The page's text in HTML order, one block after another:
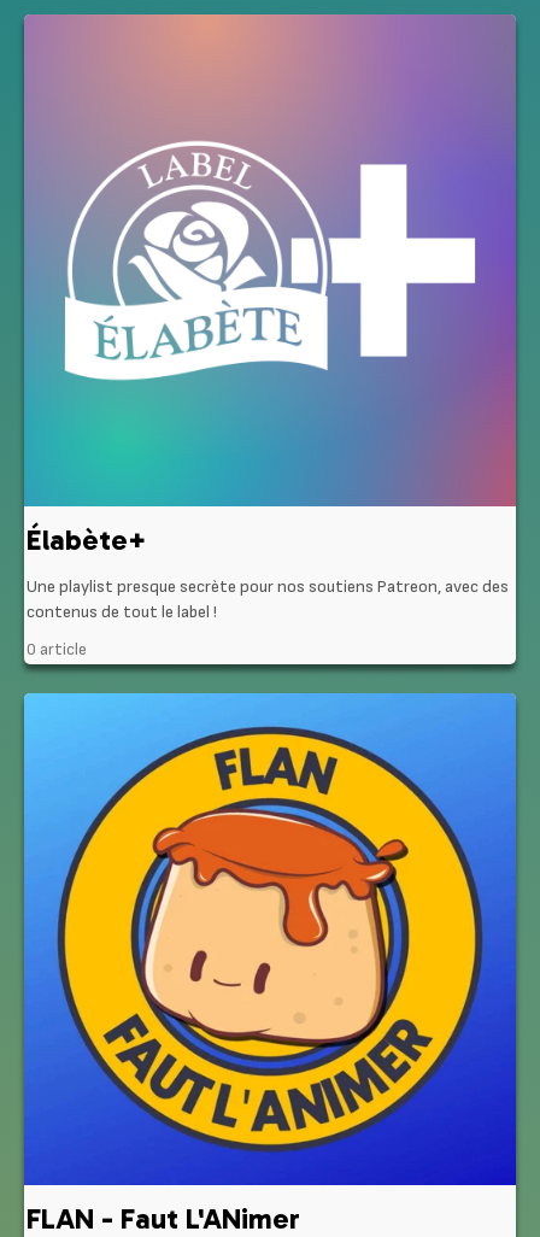
Élabète+
Une playlist presque secrète pour nos soutiens Patreon, avec des
contenus de tout le label !
0 article
FLAN - Faut L'ANimer